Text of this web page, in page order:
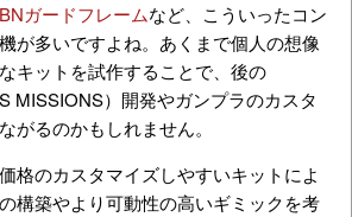
ガードフレームなど、こういったコン
が多いですよね。あくまで個人の想像
キットを試作することで、後の
MISSIONS）開発やガンプラのカスタ
がるのかもしれません。
格のカスタマイズしやすいキットによ
構築やより可動性の高いギミックを考